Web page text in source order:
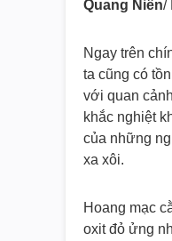
Quang Niên/
Ngay trên
ta cũng có
với quan
khắc nghiệt
của những
xa xôi.
Hoang mạc
oxit đỏ ửng